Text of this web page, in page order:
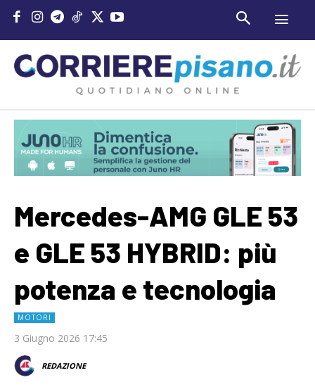
Mercedes-AMG GLE 53
e GLE 53 HYBRID: più
potenza e tecnologia
MOTORI
3 Giugno 2026 17:45
REDAZIONE